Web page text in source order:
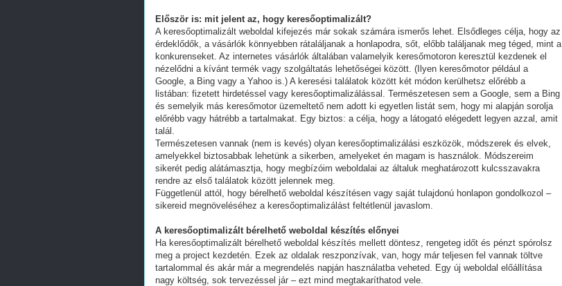
Először is: mit jelent az, hogy keresőoptimalizált?
A keresőoptimalizált weboldal kifejezés már sokak számára ismerős lehet. Elsődleges célja, hogy az
érdeklődők, a vásárlók könnyebben rátaláljanak a honlapodra, sőt, előbb találjanak meg téged, mint a
konkurenseket. Az internetes vásárlók általában valamelyik keresőmotoron keresztül kezdenek el
nézelődni a kívánt termék vagy szolgáltatás lehetőségei között. (Ilyen keresőmotor például a
Google, a Bing vagy a Yahoo is.) A keresési találatok között két módon kerülhetsz előrébb a
listában: fizetett hirdetéssel vagy keresőoptimalizálással. Természetesen sem a Google, sem a Bing
és semelyik más keresőmotor üzemeltető nem adott ki egyetlen listát sem, hogy mi alapján sorolja
előrébb vagy hátrébb a tartalmakat. Egy biztos: a célja, hogy a látogató elégedett legyen azzal, amit
talál.
Természetesen vannak (nem is kevés) olyan keresőoptimalizálási eszközök, módszerek és elvek,
amelyekkel biztosabbak lehetünk a sikerben, amelyeket én magam is használok. Módszereim
sikerét pedig alátámasztja, hogy megbízóim weboldalai az általuk meghatározott kulcsszavakra
rendre az első találatok között jelennek meg.
Függetlenül attól, hogy bérelhető weboldal készítésen vagy saját tulajdonú honlapon gondolkozol –
sikereid megnöveléséhez a keresőoptimalizálást feltétlenül javaslom.
A keresőoptimalizált bérelhető weboldal készítés előnyei
Ha keresőoptimalizált bérelhető weboldal készítés mellett döntesz, rengeteg időt és pénzt spórolsz
meg a project kezdetén. Ezek az oldalak reszponzívak, van, hogy már teljesen fel vannak töltve
tartalommal és akár már a megrendelés napján használatba veheted. Egy új weboldal előállítása
nagy költség, sok tervezéssel jár – ezt mind megtakaríthatod vele.